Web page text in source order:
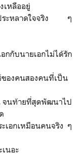
เหลืออยู่
ระหลาดใจจริง ๆ
กกับนายเอกไม่ได้รัก
ของคนสองคนที่เป็น
จนท้ายที่สุดพัฒนาไป
เอกเหมือนคนจริง ๆ
นอะ